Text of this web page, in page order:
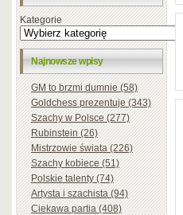
Kategorie
Najnowsze wpisy
GM to brzmi dumnie (58)
Goldchess prezentuje (343)
Szachy w Polsce (277)
Rubinstein (26)
Mistrzowie świata (226)
Szachy kobiece (51)
Polskie talenty (74)
Artysta i szachista (94)
Ciekawa partia (408)